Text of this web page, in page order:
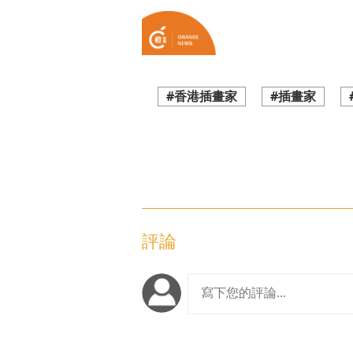
#香港插畫家 #插畫家
評論